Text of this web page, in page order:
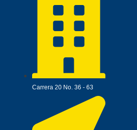
Carrera 20 No. 36 - 63